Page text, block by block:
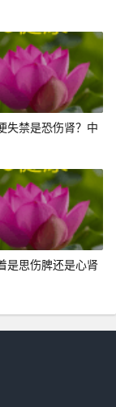
失禁是恐伤肾？中
是思伤脾还是心肾